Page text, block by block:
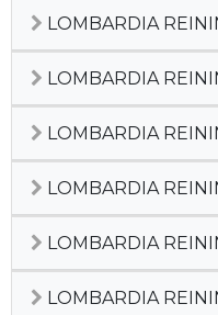
LOMBARDIA
LOMBARDIA
LOMBARDIA
LOMBARDIA
LOMBARDIA
LOMBARDIA